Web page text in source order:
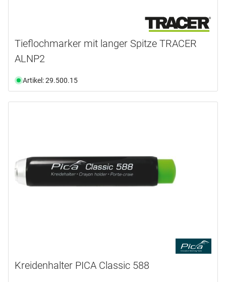
Tieflochmarker mit langer Spitze TRACER
ALNP2
Artikel: 29.500.15
Kreidenhalter PICA Classic 588